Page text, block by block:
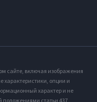
сайте, включая изображения
характеристики, опции и
характер и не
положениями статьи 437